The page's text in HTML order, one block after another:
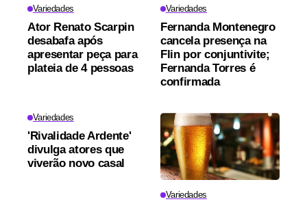
Variedades
Ator Renato Scarpin
desabafa após
apresentar peça para
plateia de 4 pessoas
Variedades
Fernanda Montenegro
cancela presença na
Flin por conjuntivite;
Fernanda Torres é
confirmada
Variedades
'Rivalidade Ardente'
divulga atores que
viverão novo casal
Variedades